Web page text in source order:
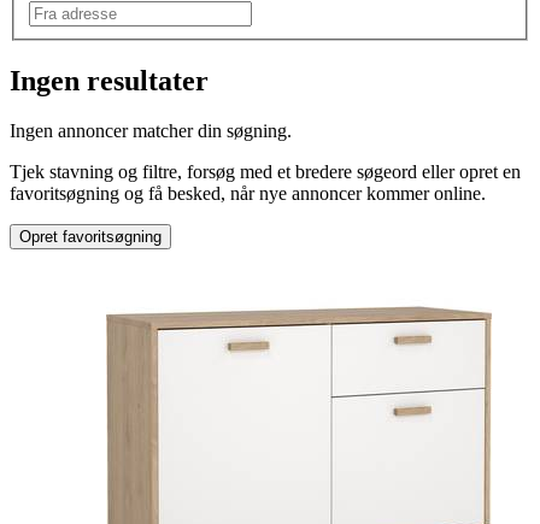
Skænk
Ingen resultater
Ingen annoncer matcher din søgning.
Tjek stavning og filtre, forsøg med et bredere søgeord eller opret en
favoritsøgning og få besked, når nye annoncer kommer online.
Opret favoritsøgning